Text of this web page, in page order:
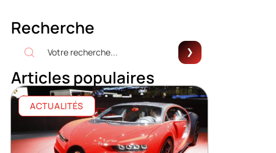
Recherche
Articles populaires
ACTUALITÉS